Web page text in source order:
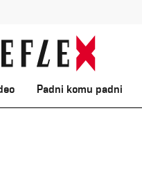
Padni komu padni